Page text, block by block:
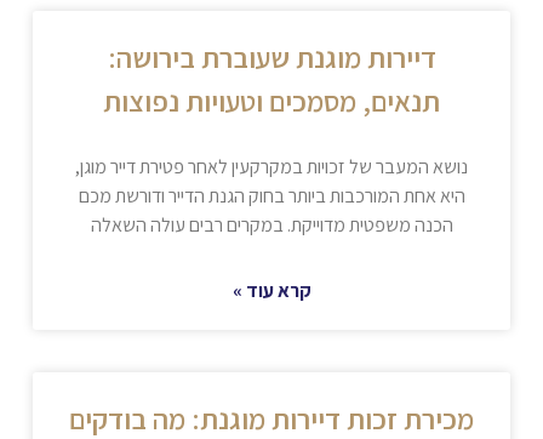
דיירות מוגנת שעוברת בירושה:
תנאים, מסמכים וטעויות נפוצות
נושא המעבר של זכויות במקרקעין לאחר פטירת דייר מוגן,
היא אחת המורכבות ביותר בחוק הגנת הדייר ודורשת מכם
הכנה משפטית מדוייקת. במקרים רבים עולה השאלה
קרא עוד »
מכירת זכות דיירות מוגנת: מה בודקים